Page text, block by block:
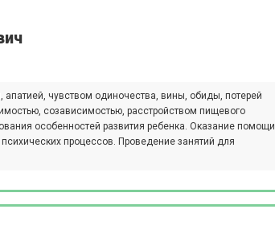
чувством одиночества, вины, обиды, потерей
созависимостью, расстройством пищевого
особенностей развития ребенка. Оказание помощи
процессов. Проведение занятий для